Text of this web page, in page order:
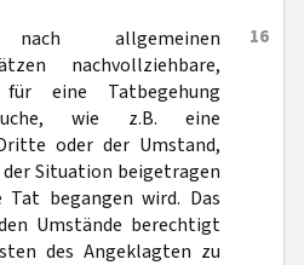
16
allgemeinen
nachvollziehbare,
eine Tatbegehung
wie z.B. eine
oder der Umstand,
Situation beigetragen
begangen wird. Das
Umstände berechtigt
des Angeklagten zu